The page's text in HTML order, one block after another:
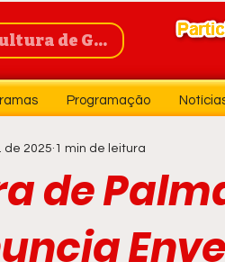
de Guanambi
Programação
de
de 2025 1 min de leitura